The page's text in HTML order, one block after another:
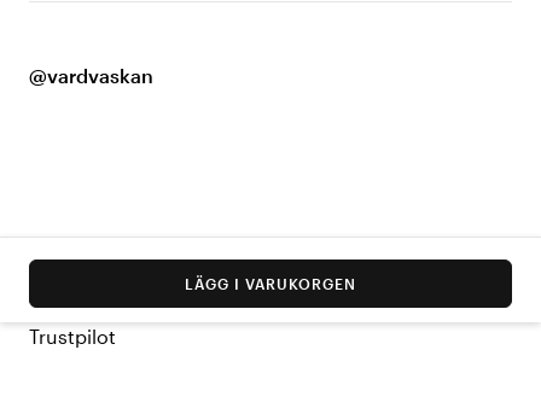
@vardvaskan
LÄGG I VARUKORGEN
Trustpilot